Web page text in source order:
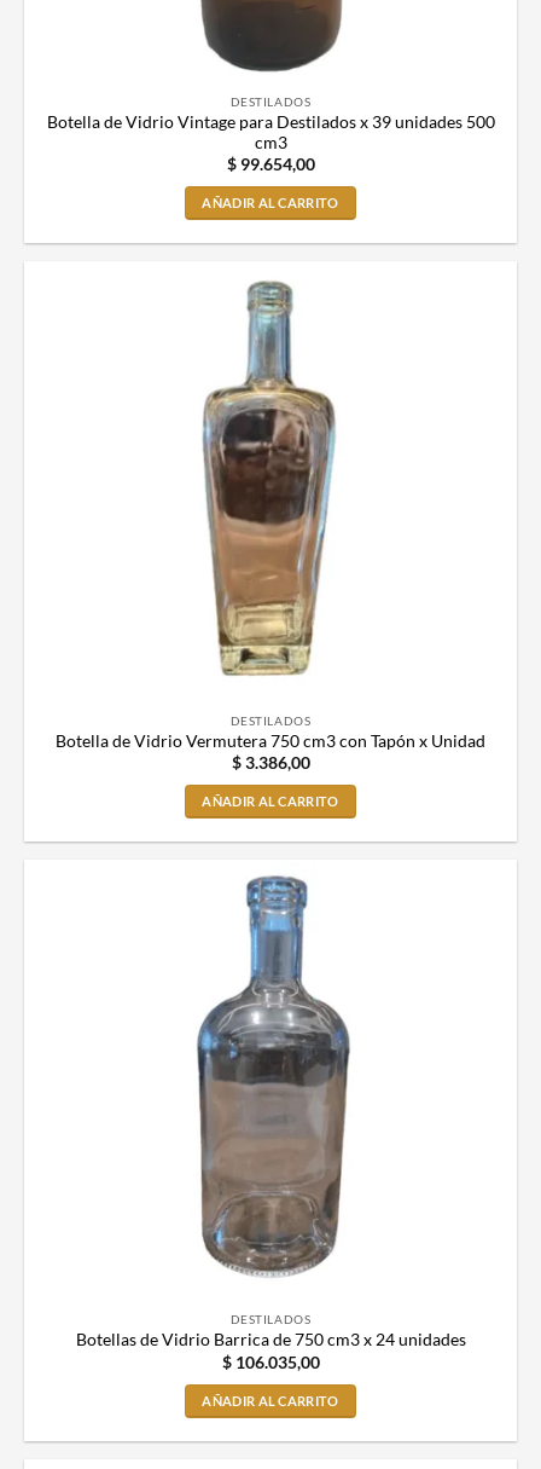
DESTILADOS
Botella de Vidrio Vintage para Destilados x 39 unidades 500
cm3
$99.654,00
AÑADIR AL CARRITO
DESTILADOS
Botella de Vidrio Vermutera 750 cm3 con Tapón x Unidad
$3.386,00
AÑADIR AL CARRITO
DESTILADOS
Botellas de Vidrio Barrica de 750 cm3 x 24 unidades
$106.035,00
AÑADIR AL CARRITO